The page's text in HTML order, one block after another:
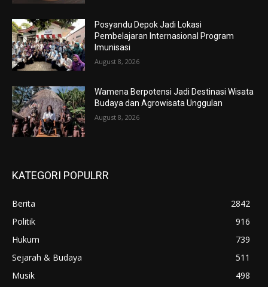
Posyandu Depok Jadi Lokasi
Pembelajaran Internasional Program
Imunisasi
August 8, 2026
Wamena Berpotensi Jadi Destinasi Wisata
Budaya dan Agrowisata Unggulan
August 8, 2026
KATEGORI POPULRR
Berita
2842
Politik
916
Hukum
739
Sejarah & Budaya
511
Musik
498